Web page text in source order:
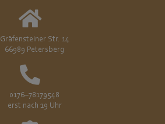
Gräfensteiner Str. 14
66989 Petersberg
0176–78179548
erst nach 19 Uhr